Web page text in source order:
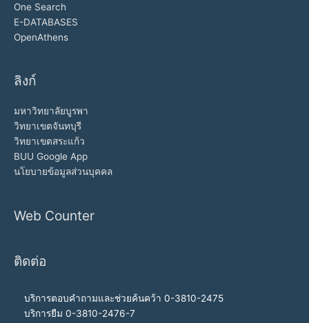
One Search
E-DATABASES
OpenAthens
ลิงก์
มหาวิทยาลัยบูรพา
วิทยาเขตจันทบุรี
วิทยาเขตสระแก้ว
BUU Google App
นโยบายข้อมูลส่วนบุคคล
Web Counter
ติดต่อ
บริการตอบคำถามและช่วยค้นคว้า 0-3810-2475
บริการยืม 0-3810-2476-7